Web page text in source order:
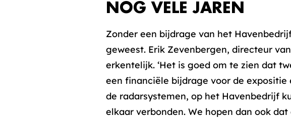
NOG VELE JAREN
Zonder een bijdrage van het
geweest. Erik Zevenbergen, directeur
erkentelijk. ‘Het is goed om te zien dat
een financiële bijdrage voor de
de radarsystemen, op het Havenbedrijf
elkaar verbonden. We hopen dan ook